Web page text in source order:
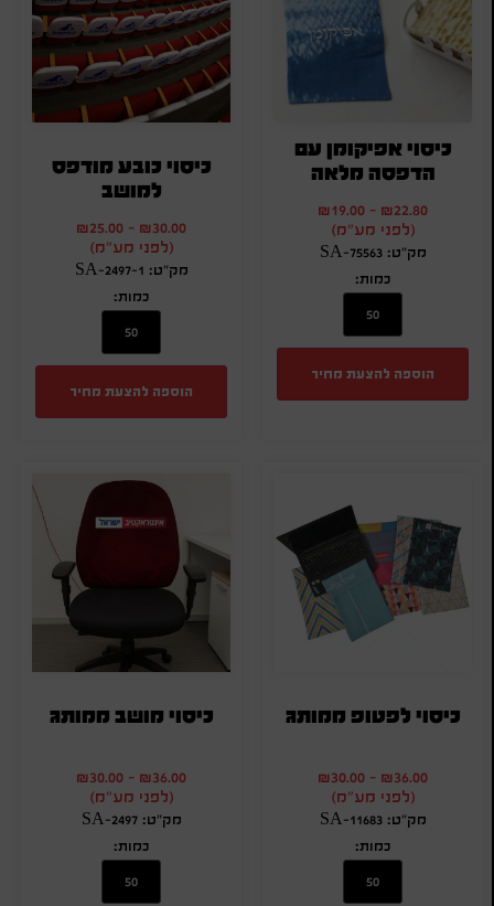
כיסוי אפיקומן עם
הדפסה מלאה
₪22.80
-
₪19.00
(לפני מע"מ)
מק"ט: SA-75563
כמות:
הוספה להצעת מחיר
כיסוי כובע מודפס
למושב
₪30.00
-
₪25.00
(לפני מע"מ)
מק"ט: SA-2497-1
כמות:
הוספה להצעת מחיר
כיסוי לפטופ ממותג
₪36.00
-
₪30.00
(לפני מע"מ)
מק"ט: SA-11683
כמות:
כיסוי מושב ממותג
₪36.00
-
₪30.00
(לפני מע"מ)
מק"ט: SA-2497
כמות: